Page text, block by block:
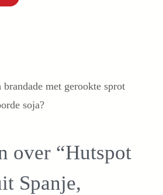
met gerookte sprot
soja?
over “Hutspot
Spanje,